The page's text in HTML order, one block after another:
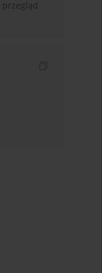
przegląd